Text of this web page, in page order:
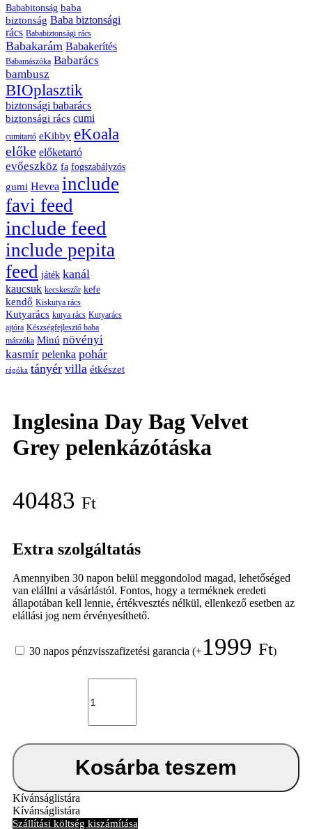
Bababitonság baba
biztonság Baba biztonsági
rács Bababiztonsági rács
Babakarám Babakerítés
Babamászóka Babarács
bambusz
BIOplasztik
biztonsági babarács
biztonsági rács cumi
cumitartó eKibby eKoala
előke előketartó
evőeszköz fa fogszabályzós
gumi Hevea include
favi feed
include feed
include pepita
feed játék kanál
kaucsuk kecskeszőr kefe
kendő Kiskutya rács
Kutyarács kutya rács Kutyarács
ajtóra Készségfejlesztő baba
mászóka Minú növényi
kasmír pelenka pohár
rágóka tányér villa étkészet
Inglesina Day Bag Velvet
Grey pelenkázótáska
40483 Ft
Extra szolgáltatás
Amennyiben 30 napon belül meggondolod magad, lehetőséged
van elállni a vásárlástól. Fontos, hogy a terméknek eredeti
állapotában kell lennie, értékvesztés nélkül, ellenkező esetben az
elállási jog nem érvényesíthető.
30 napos pénzvisszafizetési garancia (+1999 Ft)
Day
Bag
pelenkázótáska
mennyiség
Kosárba teszem
Kívánságlistára
Kívánságlistára
Szállítási költség kiszámítása